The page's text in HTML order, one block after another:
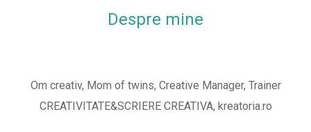
Despre mine
Om creativ, Mom of twins, Creative Manager, Trainer
CREATIVITATE&SCRIERE CREATIVA, kreatoria.ro